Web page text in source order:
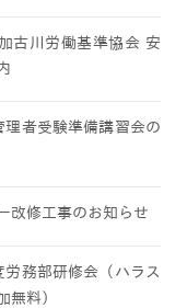
古川労働基準協会 安
理者受験準備講習会の
改修工事のお知らせ
労務部研修会（ハラス
無料）